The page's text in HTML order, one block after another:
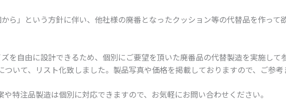
ら」という方針に伴い、他社様の廃番となったクッション等の代替品を作って
を自由に設計できるため、個別にご要望を頂いた廃番品の代替製造を実施して
いて、リスト化致しました。製品写真や価格を掲載しておりますので、ご参考
特注品製造は個別に対応できますので、お気軽にお問い合わせください。